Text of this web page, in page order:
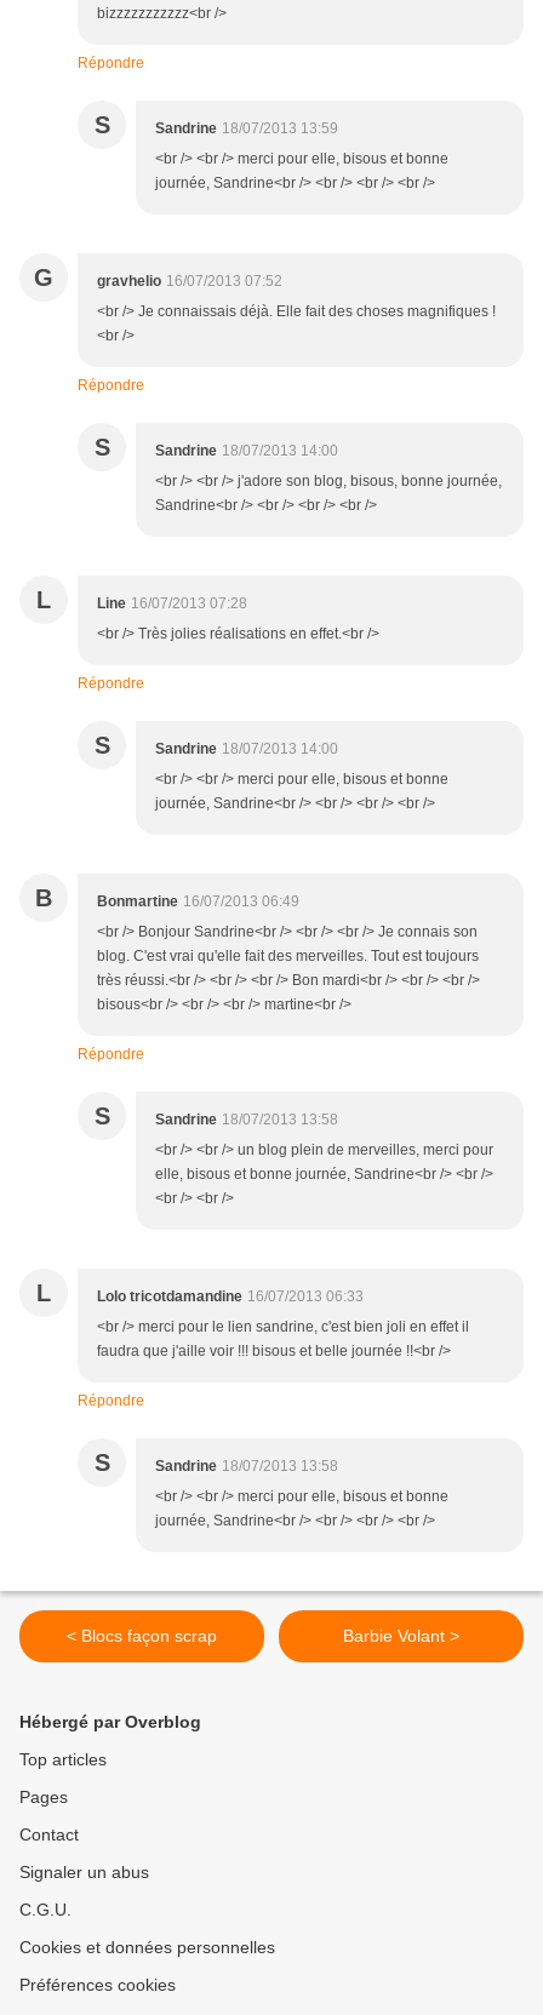
bizzzzzzzzzzz<br />
Répondre
S Sandrine 18/07/2013 13:59
<br /> <br /> merci pour elle, bisous et bonne
journée, Sandrine<br /> <br /> <br /> <br />
G gravhelio 16/07/2013 07:52
<br /> Je connaissais déjà. Elle fait des choses magnifiques !
<br />
Répondre
S Sandrine 18/07/2013 14:00
<br /> <br /> j'adore son blog, bisous, bonne journée,
Sandrine<br /> <br /> <br /> <br />
L Line 16/07/2013 07:28
<br /> Très jolies réalisations en effet.<br />
Répondre
S Sandrine 18/07/2013 14:00
<br /> <br /> merci pour elle, bisous et bonne
journée, Sandrine<br /> <br /> <br /> <br />
B Bonmartine 16/07/2013 06:49
<br /> Bonjour Sandrine<br /> <br /> <br /> Je connais son
blog. C'est vrai qu'elle fait des merveilles. Tout est toujours
très réussi.<br /> <br /> <br /> Bon mardi<br /> <br /> <br />
bisous<br /> <br /> <br /> martine<br />
Répondre
S Sandrine 18/07/2013 13:58
<br /> <br /> un blog plein de merveilles, merci pour
elle, bisous et bonne journée, Sandrine<br /> <br />
<br /> <br />
L Lolo tricotdamandine 16/07/2013 06:33
<br /> merci pour le lien sandrine, c'est bien joli en effet il
faudra que j'aille voir !!! bisous et belle journée !!<br />
Répondre
S Sandrine 18/07/2013 13:58
<br /> <br /> merci pour elle, bisous et bonne
journée, Sandrine<br /> <br /> <br /> <br />
< Blocs façon scrap Barbie Volant >
Hébergé par Overblog
Top articles
Pages
Contact
Signaler un abus
C.G.U.
Cookies et données personnelles
Préférences cookies